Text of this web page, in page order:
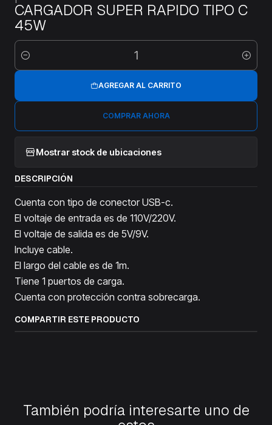
CARGADOR SUPER RAPIDO TIPO C
45W
Cantidad
AGREGAR AL CARRITO
COMPRAR AHORA
Mostrar stock de ubicaciones
DESCRIPCIÓN
Cuenta con tipo de conector USB-c.
El voltaje de entrada es de 110V/220V.
El voltaje de salida es de 5V/9V.
Incluye cable.
El largo del cable es de 1m.
Tiene 1 puertos de carga.
Cuenta con protección contra sobrecarga.
COMPARTIR ESTE PRODUCTO
También podría interesarte uno de